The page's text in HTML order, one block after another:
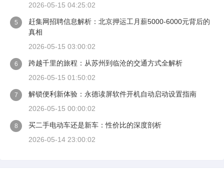
2026-05-15 04:25:02
5
赶集网招聘信息解析：北京押运工月薪5000-6000元背后的
真相
2026-05-15 03:00:02
6
跨越千里的旅程：从苏州到临沧的交通方式全解析
2026-05-15 01:50:02
7
解锁便利新体验：永德读屏软件开机自动启动设置指南
2026-05-15 00:00:02
8
买二手电动车还是新车：性价比的深度剖析
2026-05-14 23:00:02